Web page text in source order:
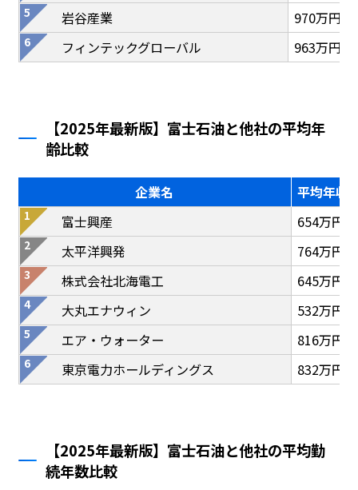
岩谷産業
970万円
フィンテックグローバル
963万円
【2025年最新版】富士石油と他社の平均年
齢比較
企業名
平均年収
富士興産
654万円
太平洋興発
764万円
株式会社北海電工
645万円
大丸エナウィン
532万円
エア・ウォーター
816万円
東京電力ホールディングス
832万円
【2025年最新版】富士石油と他社の平均勤
続年数比較